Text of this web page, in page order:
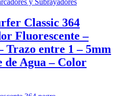
y Subrayadores
Classic 364
Fluorescente –
Trazo entre 1 – 5mm
de Agua – Color